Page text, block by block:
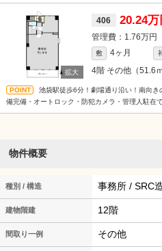
406 20.24万
1.76万円
敷 4ヶ月
4階 その他（51.6ｍ
池袋駅徒歩6分！劇場通り沿い！南向
備完備・オートロック・防犯カメラ・管理人駐在
物件概要
種別 / 構造 事務所 / SRC
建物階建 12階
間取り一例 その他